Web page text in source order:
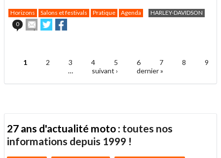
Horizons Salons et festivals Pratique Agenda
HARLEY-DAVIDSON
0
Envoyer
cet
ami
Partager
sur sur
Pages
1 2 3 4 5 6 7 8
9
…
suivant › dernier »
27 ans d'actualité moto : toutes nos
informations depuis 1999 !